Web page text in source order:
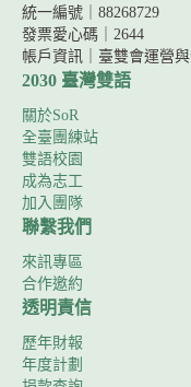
統一編號｜88268729
發票愛心碼｜2644
帳戶資訊｜ 臺雙會運營
2030 臺灣雙語
關於SoR
全臺團練站
雙語校園
成為志工
加入團隊
聯繫我們
來訊專區
合作邀約
透明責信
歷年財報
年度計劃